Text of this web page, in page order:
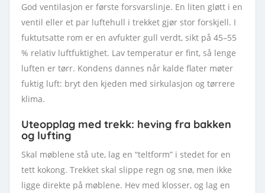
God ventilasjon er første forsvarslinje. En liten gløtt i en
ventil eller et par luftehull i trekket gjør stor forskjell. I
fuktutsatte rom er en avfukter gull verdt, sikt på 45–55
% relativ luftfuktighet. Lav temperatur er fint, så lenge
luften er tørr. Kondens dannes når kalde flater møter
fuktig luft: bryt den kjeden med sirkulasjon og tørrere
klima.
Uteopplag med trekk: heving fra bakken
og lufting
Skal møblene stå ute, lag en “teltform” i stedet for en
tett kokong. Trekket skal slippe regn og snø, men ikke
ligge direkte på møblene. Hev med klosser, og lag en